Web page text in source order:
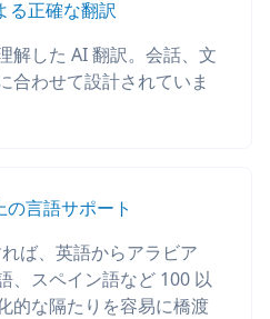
る正確な翻訳
解した AI 翻訳。会話、文
合わせて設計されていま
の言語サポート
ば、英語からアラビア
、スペイン語など 100 以
的な隔たりを容易に橋渡